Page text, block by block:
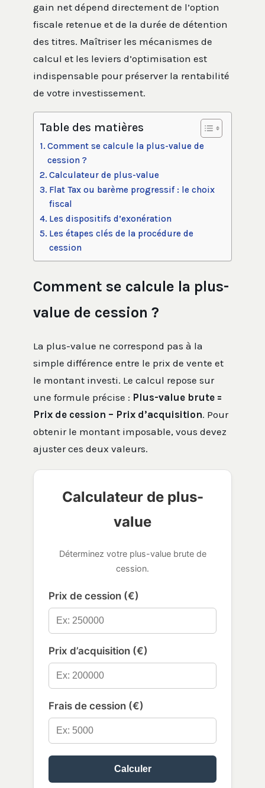
gain net dépend directement de l’option
fiscale retenue et de la durée de détention
des titres. Maîtriser les mécanismes de
calcul et les leviers d’optimisation est
indispensable pour préserver la rentabilité
de votre investissement.
Table des matières
Comment se calcule la plus-value de
cession ?
Calculateur de plus-value
Flat Tax ou barème progressif : le choix
fiscal
Les dispositifs d’exonération
Les étapes clés de la procédure de
cession
Comment se calcule la plus-
value de cession ?
La plus-value ne correspond pas à la
simple différence entre le prix de vente et
le montant investi. Le calcul repose sur
une formule précise : Plus-value brute =
Prix de cession – Prix d’acquisition. Pour
obtenir le montant imposable, vous devez
ajuster ces deux valeurs.
Calculateur de plus-
value
Déterminez votre plus-value brute de
cession.
Prix de cession (€)
Prix d’acquisition (€)
Frais de cession (€)
Calculer